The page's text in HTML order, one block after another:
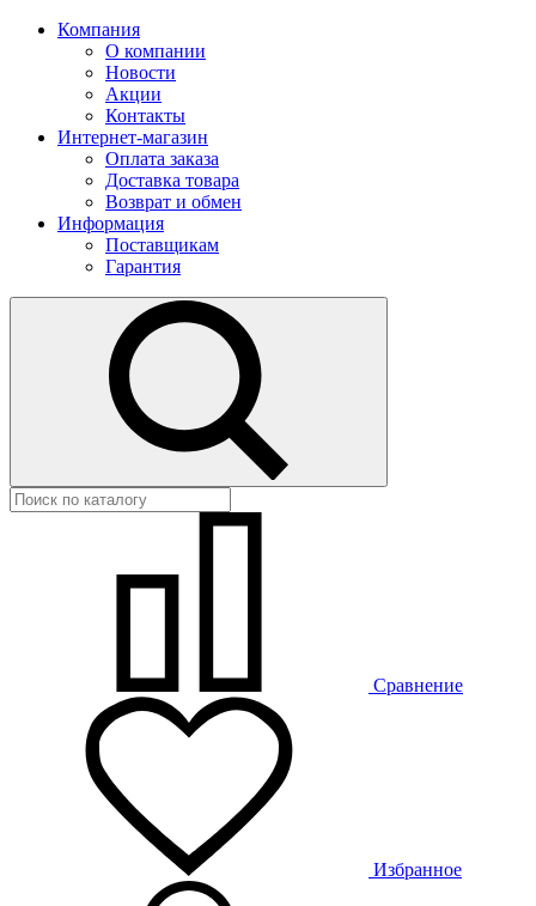
Компания
О компании
Новости
Акции
Контакты
Интернет-магазин
Оплата заказа
Доставка товара
Возврат и обмен
Информация
Поставщикам
Гарантия
Сравнение
Избранное